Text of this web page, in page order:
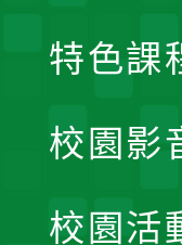
特色課
校園影
校園活